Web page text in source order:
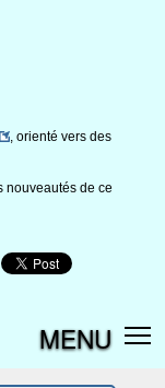
, orienté vers des
nouveautés de ce
MENU